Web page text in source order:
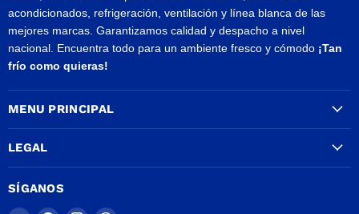
acondicionados, refrigeración, ventilación y línea blanca de las
mejores marcas. Garantizamos calidad y despacho a nivel
nacional. Encuentra todo para un ambiente fresco y cómodo ¡Tan
frío como quieras!
MENU PRINCIPAL
LEGAL
SÍGANOS